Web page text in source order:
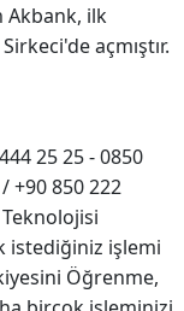
Akbank, ilk
açmıştır.
25 25 - 0850
+90 850 222
Teknolojisi
istediğiniz işlemi
Öğrenme,